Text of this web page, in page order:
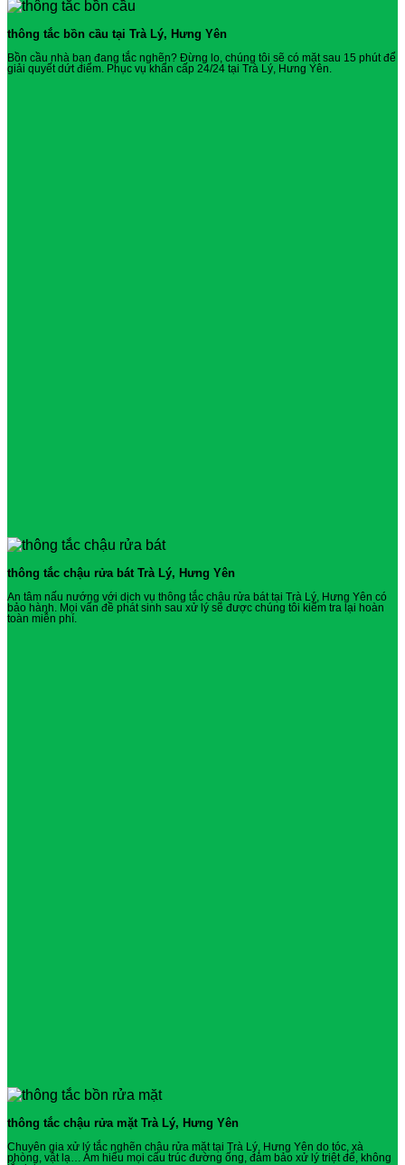
thông tắc bồn cầu tại Trà Lý, Hưng Yên
Bồn cầu nhà bạn đang tắc nghẽn? Đừng lo, chúng tôi sẽ có mặt sau 15 phút để
giải quyết dứt điểm. Phục vụ khẩn cấp 24/24 tại Trà Lý, Hưng Yên.
thông tắc chậu rửa bát Trà Lý, Hưng Yên
An tâm nấu nướng với dịch vụ thông tắc chậu rửa bát tại Trà Lý, Hưng Yên có
bảo hành. Mọi vấn đề phát sinh sau xử lý sẽ được chúng tôi kiểm tra lại hoàn
toàn miễn phí.
thông tắc chậu rửa mặt Trà Lý, Hưng Yên
Chuyên gia xử lý tắc nghẽn chậu rửa mặt tại Trà Lý, Hưng Yên do tóc, xà
phòng, vật lạ… Am hiểu mọi cấu trúc đường ống, đảm bảo xử lý triệt để, không